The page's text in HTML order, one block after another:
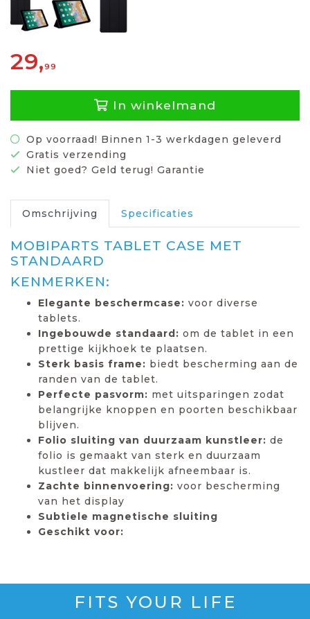
29,99
In winkelmand
Op voorraad! Binnen 1-3 werkdagen geleverd
Gratis verzending
Niet goed? Geld terug! Garantie
Omschrijving Specificaties
MOBIPARTS TABLET CASE MET
STANDAARD
KENMERKEN:
Elegante beschermcase: voor diverse
tablets.
Ingebouwde standaard: om de tablet in een
prettige kijkhoek te plaatsen.
Sterk basis frame: biedt bescherming aan de
randen van de tablet.
Perfecte pasvorm: met uitsparingen zodat
belangrijke knoppen en poorten beschikbaar
blijven.
Folio sluiting van duurzaam kunstleer: de
folio is gemaakt van sterk en duurzaam
kustleer dat makkelijk afneembaar is.
Zachte binnenvoering: voor bescherming
van het display
Subtiele magnetische sluiting
Geschikt voor:
FITS YOUR LIFE